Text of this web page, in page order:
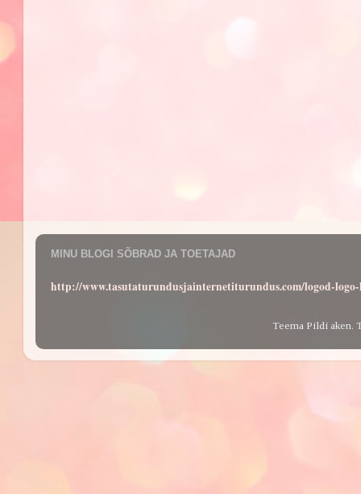
MINU BLOGI SÕBRAD JA TOETAJAD
http://www.tasutaturundusjainternetiturundus.com/logod-
Teema Pildi aken.